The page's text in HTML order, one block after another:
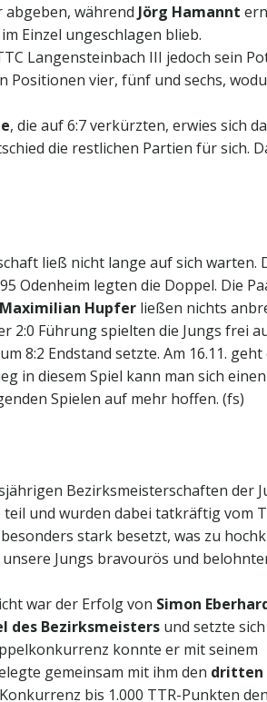
abgeben, während Jörg Hamannt
Einzel ungeschlagen blieb.
Langensteinbach III jedoch sein
vier, fünf und sechs,
, die auf 6:7 verkürzten, erwies sich
die restlichen Partien für sich.
ließ nicht lange auf sich warten.
Odenheim legten die Doppel. Die
Hupfer ließen nichts
2:0 Führung spielten die Jungs frei
8:2 Endstand setzte. Am 16.11.
in diesem Spiel kann man sich
Spielen auf mehr hoffen. (fs)
Bezirksmeisterschaften der
und wurden dabei tatkräftig vom
stark besetzt, was zu
Jungs bravourös und
war der Erfolg von Simon
des Bezirksmeisters und setzte
konnte er mit seinem
gemeinsam mit ihm den dritten
bis 1.000 TTR-Punkten den